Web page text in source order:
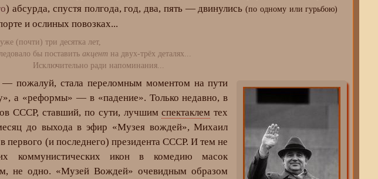
) абсурда, спустя полгода, год, два, пять — двинулись(по одному или гурьбою)
и ослиных повозках...
минуло уже (почти) три десятка лет,
бы поставитьакцент на двух-трёх деталях...
ради напоминания...
— пожалуй, стала переломным моментом на пути
а «реформы» — в «падение». Только недавно, в
СССР, ставший, по сути, лучшимспектаклем тех
до выхода в эфир «Музея вождей», Михаил
(и последнего) президента СССР. И тем не
коммунистических икон в комедию масок
не одно. «Музей Вождей» очевидным образом